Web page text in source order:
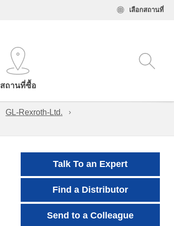
เลือกสถานที่
สถานที่ซื้อ
GL-Rexroth-Ltd.
Talk To an Expert
Find a Distributor
Send to a Colleague